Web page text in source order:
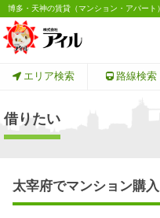
博多・天神の賃貸（マンション・アパート
エリア検索 路線検索
借りたい
太宰府でマンション購